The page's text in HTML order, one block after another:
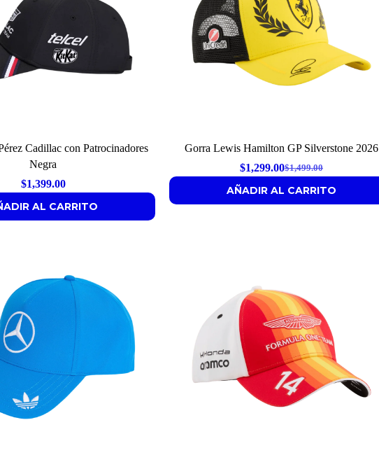
Cadillac con Patrocinadores
Negra
$1,399.00
AL CARRITO
Gorra Lewis Hamilton GP Silverstone 2026
$1,499.00
Original
price
$1,299.00
Current
price
AÑADIR AL CARRITO